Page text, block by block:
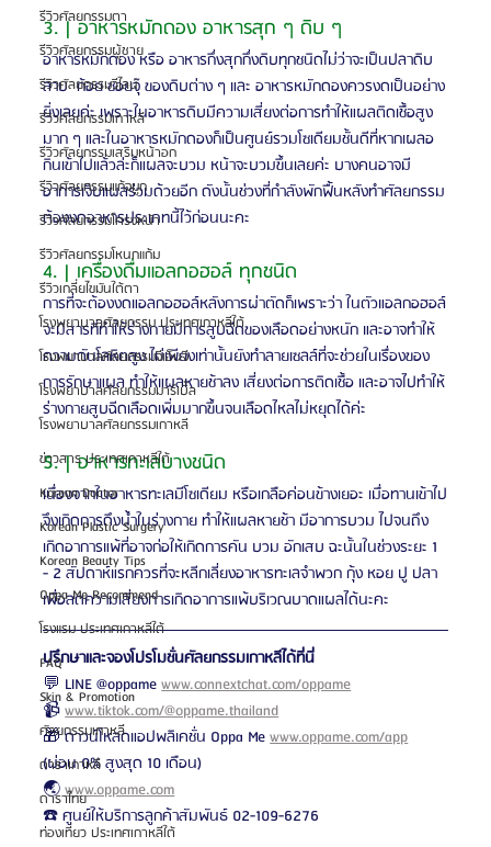
รีวิวศัลยกรรมตา
รีวิวศัลยกรรมผู้ชาย
รีวิวศัลยกรรมวีไลน์
รีวิวศัลยกรรมเกาหลี
รีวิวศัลยกรรมเสริมหน้าอก
รีวิวศัลยกรรมแก้จมูก
รีวิวศัลยกรรมโครงหน้า
รีวิวศัลยกรรมโหนกแก้ม
รีวิวเกลี่ยไขมันใต้ตา
โรงพยาบาลศัลยกรรม ประเทศเกาหลีใต้
โรงพยาบาลศัลยกรรมจีเอ็นจี
โรงพยาบาลศัลยกรรมมาร์เบิ้ล
โรงพยาบาลศัลยกรรมเกาหลี
ข่าวสาร ประเทศเกาหลีใต้
Korean Doctor
Korean Plastic Surgery
Korean Beauty Tips
Oppa Me Recommend
โรงแรม ประเทศเกาหลีใต้
FAQ
Skin & Promotion
ศัลยกรรมเกาหลี
ดาราเกาหลี
ดาราไทย
ท่องเที่ยว ประเทศเกาหลีใต้
3. | อาหารหมักดอง อาหารสุก ๆ ดิบ ๆ
อาหารหมักดอง หรือ อาหารกึ่งสุกกึ่งดิบทุกชนิดไม่ว่าจะเป็นปลาดิบ
ลาบ  ก้อย ซอยจุ๊ ของดิบต่าง ๆ และ อาหารหมักดองควรงดเป็นอย่าง
ยิ่งเลยค่ะ เพราะในอาหารดิบมีความเสี่ยงต่อการทำให้แผลติดเชื้อสูง
มาก ๆ และในอาหารหมักดองก็เป็นศูนย์รวมโซเดียมชั้นดีที่หากเผลอ
กินเข้าไปแล้วล่ะก็แผลจะบวม หน้าจะบวมขึ้นเลยค่ะ บางคนอาจมี
อาการเจ็บแผลร่วมด้วยอีก ดังนั้นช่วงที่กำลังพักฟื้นหลังทำศัลยกรรม
ต้องงดอาหารประเภทนี้ไว้ก่อนนะคะ
4. | เครื่องดื่มแอลกอฮอล์ ทุกชนิด
การที่จะต้องงดแอลกอฮอล์หลังการผ่าตัดก็เพราะว่า ในตัวแอลกอฮอล์
จะมีสารที่ทำให้ร่างกายมีการสูบฉีดของเลือดอย่างหนัก และอาจทำให้
ความดันโลหิตสูง ไม่เพียงเท่านั้นยังทำลายเซลล์ที่จะช่วยในเรื่องของ
การรักษาแผล ทำให้แผลหายช้าลง เสี่ยงต่อการติดเชื้อ และอาจไปทำให้
ร่างกายสูบฉีดเลือดเพิ่มมากขึ้นจนเลือดไหลไม่หยุดได้ค่ะ
5. | อาหารทะเลบางชนิด
เนื่องจากในอาหารทะเลมีโซเดียม หรือเกลือค่อนข้างเยอะ เมื่อทานเข้าไป
จึงเกิดการดึงน้ำในร่างกาย ทำให้แผลหายช้า มีอาการบวม ไปจนถึง
เกิดอาการแพ้ที่อาจก่อให้เกิดการคัน บวม อักเสบ ฉะนั้นในช่วงระยะ 1
- 2 สัปดาห์แรกควรที่จะหลีกเลี่ยงอาหารทะเลจำพวก กุ้ง หอย ปู ปลา
เพื่อลดความเสี่ยงการเกิดอาการแพ้บริเวณบาดแผลได้นะคะ
ปรึกษาและจองโปรโมชั่นศัลยกรรมเกาหลีได้ที่นี่
💬 LINE @oppame www.connextchat.com/oppame
📹 www.tiktok.com/@oppame.thailand
🎁 ดาวน์โหลดแอปพลิเคชั่น Oppa Me www.oppame.com/app
(ผ่อน 0% สูงสุด 10 เดือน)
🌏 www.oppame.com
☎️ ศูนย์ให้บริการลูกค้าสัมพันธ์ 02-109-6276